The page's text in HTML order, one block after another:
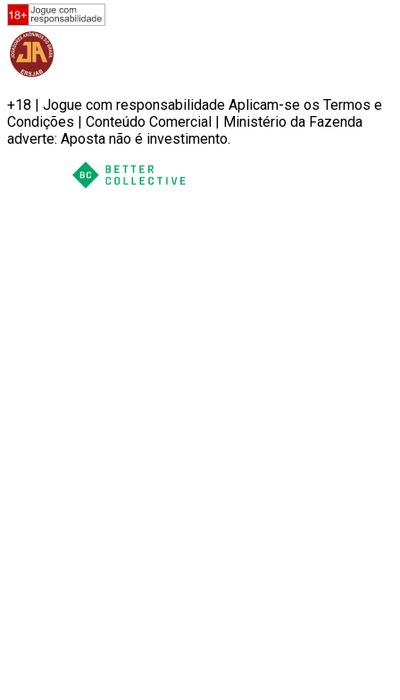
+18 | Jogue com responsabilidade Aplicam-se os Termos e
Condições | Conteúdo Comercial | Ministério da Fazenda
adverte: Aposta não é investimento.